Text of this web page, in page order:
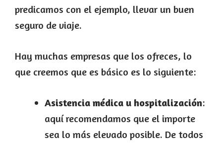
predicamos con el ejemplo, llevar un buen
seguro de viaje.
Hay muchas empresas que los ofreces, lo
que creemos que es básico es lo siguiente:
Asistencia médica u hospitalización:
aquí recomendamos que el importe
sea lo más elevado posible. De todos